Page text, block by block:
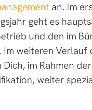
an. Im
geht es
und den im
Im weiteren Verlauf
Dich, im Rahmen der
weiter